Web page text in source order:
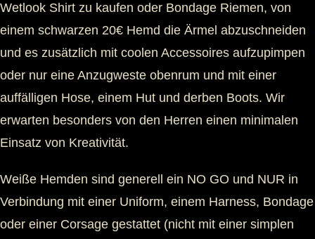
Wetlook Shirt zu kaufen oder Bondage Riemen, von
einem schwarzen 20€ Hemd die Ärmel abzuschneiden
und es zusätzlich mit coolen Accessoires aufzupimpen
oder nur eine Anzugweste obenrum und mit einer
auffälligen Hose, einem Hut und derben Boots. Wir
erwarten besonders von den Herren einen minimalen
Einsatz von Kreativität.
Weiße Hemden sind generell ein NO GO und NUR in
Verbindung mit einer Uniform, einem Harness, Bondage
oder einer Corsage gestattet (nicht mit einer simplen